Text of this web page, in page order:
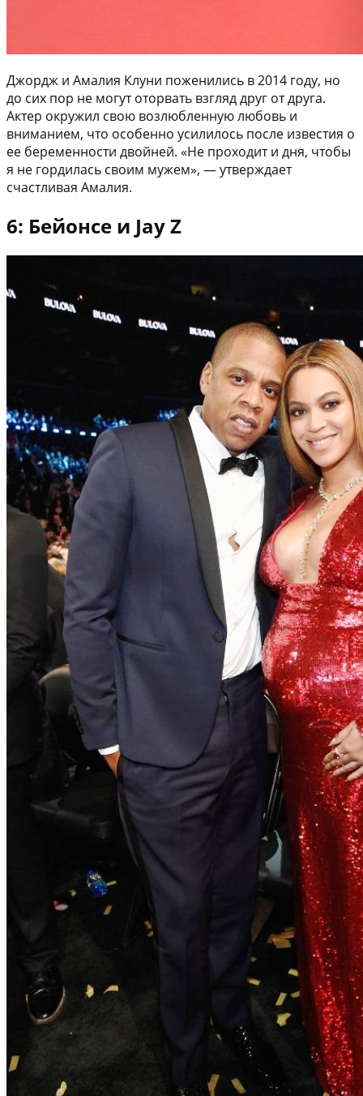
Джордж и Амалия Клуни поженились в 2014 году, но
до сих пор не могут оторвать взгляд друг от друга.
Актер окружил свою возлюбленную любовь и
вниманием, что особенно усилилось после известия о
ее беременности двойней. «Не проходит и дня, чтобы
я не гордилась своим мужем», — утверждает
счастливая Амалия.
6: Бейонсе и Jay Z